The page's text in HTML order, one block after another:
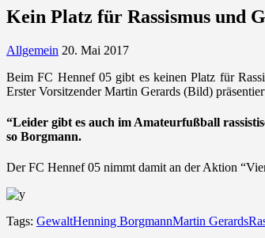
Kein Platz für Rassismus und
Allgemein 20. Mai 2017
Beim FC Hennef 05 gibt es keinen Platz für
Erster Vorsitzender Martin Gerards (Bild)
“Leider gibt es auch im Amateurfußball
so Borgmann.
Der FC Hennef 05 nimmt damit an der Aktion
Tags: GewaltHenning BorgmannMartin Gerards